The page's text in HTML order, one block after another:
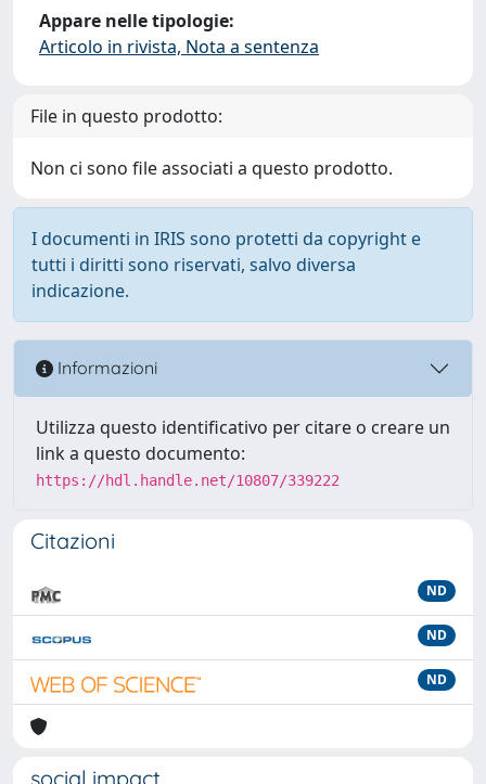
Appare nelle tipologie:
Articolo in rivista, Nota a sentenza
File in questo prodotto:
Non ci sono file associati a questo prodotto.
I documenti in IRIS sono protetti da copyright e
tutti i diritti sono riservati, salvo diversa
indicazione.
Informazioni
Utilizza questo identificativo per citare o creare un
link a questo documento:
https://hdl.handle.net/10807/339222
Citazioni
ND
ND
ND
social impact